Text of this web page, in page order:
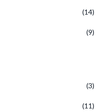
(14)
(9)
(3)
(11)